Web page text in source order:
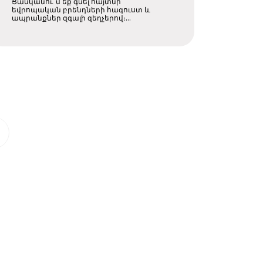
եվրոպական բրենդների հագուստ և
ապրանքներ զգալի զեղչերով։